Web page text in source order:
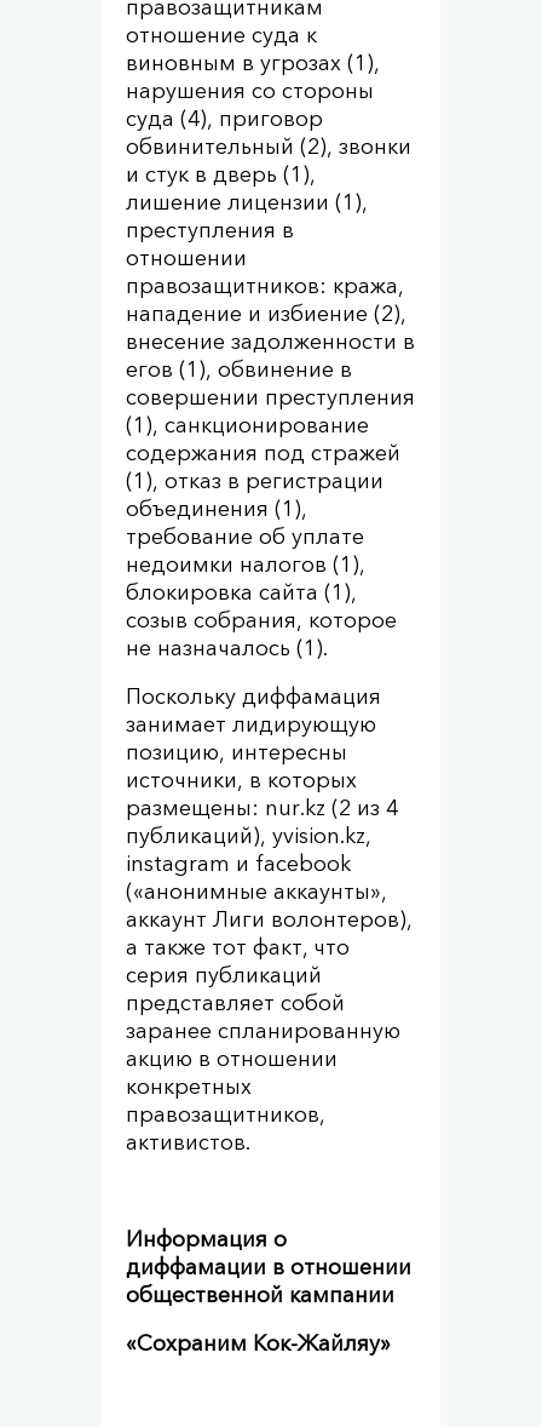
правозащитникам
отношение суда к
виновным в угрозах (1),
нарушения со стороны
суда (4), приговор
обвинительный (2), звонки
и стук в дверь (1),
лишение лицензии (1),
преступления в
отношении
правозащитников: кража,
нападение и избиение (2),
внесение задолженности в
егов (1), обвинение в
совершении преступления
(1), санкционирование
содержания под стражей
(1), отказ в регистрации
объединения (1),
требование об уплате
недоимки налогов (1),
блокировка сайта (1),
созыв собрания, которое
не назначалось (1).
Поскольку диффамация
занимает лидирующую
позицию, интересны
источники, в которых
размещены: nur.kz (2 из 4
публикаций), yvision.kz,
instagram и facebook
(«анонимные аккаунты»,
аккаунт Лиги волонтеров),
а также тот факт, что
серия публикаций
представляет собой
заранее спланированную
акцию в отношении
конкретных
правозащитников,
активистов.
Информация о
диффамации в отношении
общественной кампании
«Сохраним Кок-Жайляу»